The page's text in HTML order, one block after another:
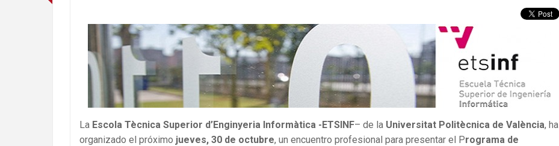
La Escola Tècnica Superior d’Enginyeria Informàtica -ETSINF– de la Universitat Politècnica de València, ha
organizado el próximo jueves, 30 de octubre, un encuentro profesional para presentar el Programa de